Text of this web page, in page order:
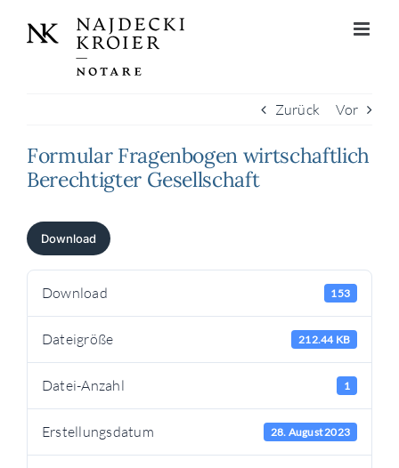
Inhalt
Zurück Vor
Formular Fragenbogen wirtschaftlich
Berechtigter Gesellschaft
Download
Download 153
Dateigröße 212.44 KB
Datei-Anzahl 1
Erstellungsdatum 28. August 2023